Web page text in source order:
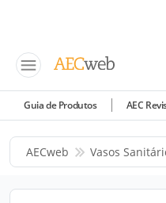
Guia de Produtos AEC
AECweb Vasos